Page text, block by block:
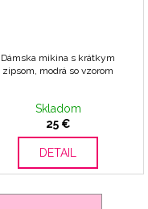
Dámska mikina s krátkym
zipsom, modrá so vzorom
Skladom
25 €
DETAIL